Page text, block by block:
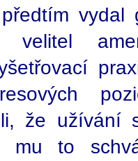
vydal
velitel
že užívání
mu to